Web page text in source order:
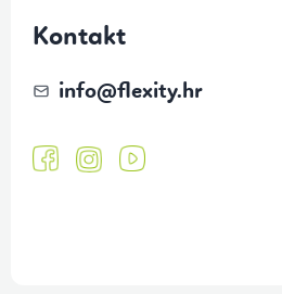
Kontakt
info@flexity.hr